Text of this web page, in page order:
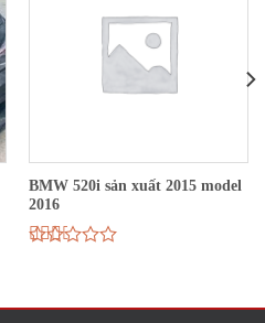
BMW 520i sản xuất 2015 model
2016
2.19